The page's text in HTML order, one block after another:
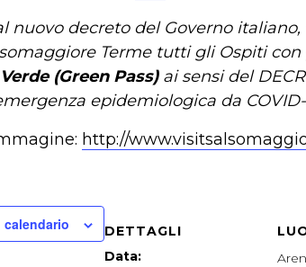
nuovo decreto del Governo
Terme tutti gli Ospiti con
(Green Pass)ai sensi del
epidemiologica da
http://
calendario
DETTAGLI
Data: